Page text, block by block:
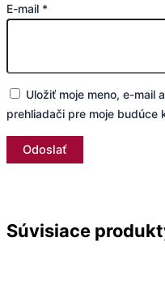
E-mail *
Uložiť moje meno, e-mail
prehliadači pre moje budúce
Súvisiace